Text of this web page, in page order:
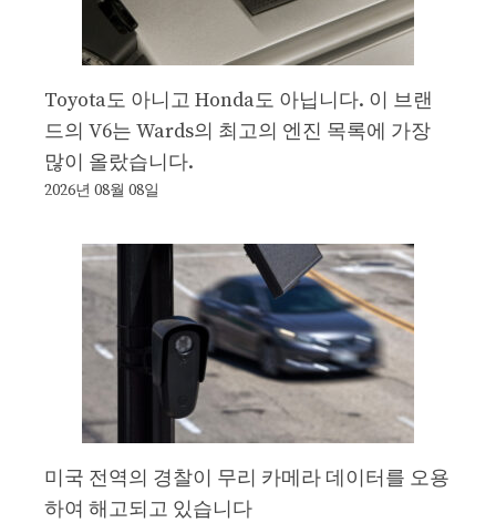
Toyota도 아니고 Honda도 아닙니다. 이 브랜
드의 V6는 Wards의 최고의 엔진 목록에 가장
많이 올랐습니다.
2026년 08월 08일
미국 전역의 경찰이 무리 카메라 데이터를 오용
하여 해고되고 있습니다